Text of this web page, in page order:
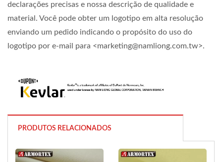
declarações precisas e nossa descrição de qualidade e
material. Você pode obter um logotipo em alta resolução
enviando um pedido indicando o propósito do uso do
logotipo por e-mail para <marketing@namliong.com.tw>.
PRODUTOS RELACIONADOS